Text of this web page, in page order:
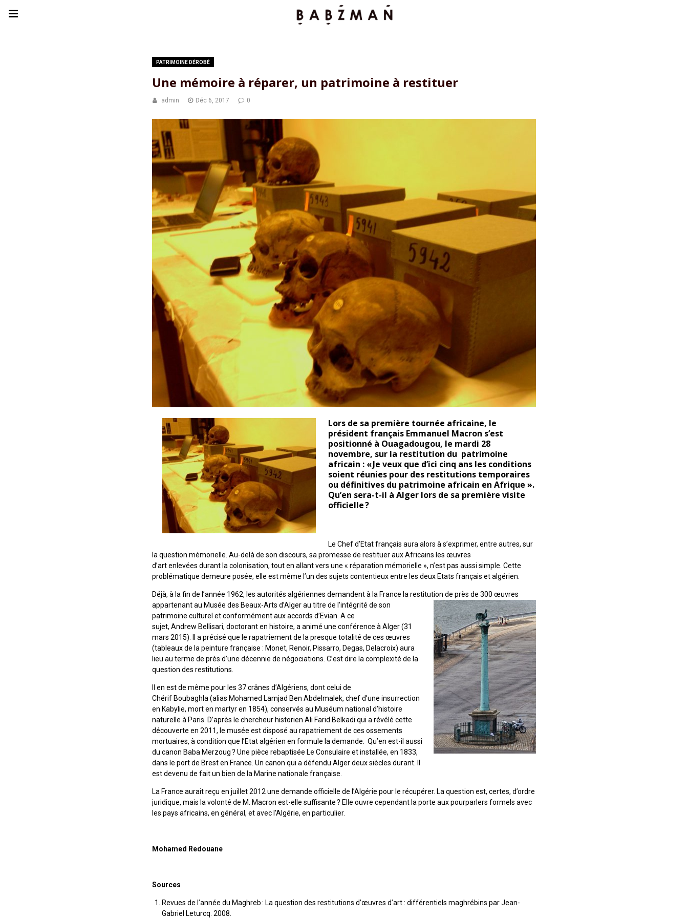
PATRIMOINE DÉROBÉ
Une mémoire à réparer, un patrimoine à restituer
admin Déc 6, 2017 0
Lors de sa première tournée africaine, le
président français Emmanuel Macron s’est
positionné à Ouagadougou, le mardi 28
novembre, sur la restitution du patrimoine
africain : « Je veux que d’ici cinq ans les conditions
soient réunies pour des restitutions temporaires
ou définitives du patrimoine africain en Afrique ».
Qu’en sera-t-il à Alger lors de sa première visite
officielle ?
Le Chef d’Etat français aura alors à s’exprimer, entre autres, sur
la question mémorielle. Au-delà de son discours, sa promesse de restituer aux Africains les œuvres
d’art enlevées durant la colonisation, tout en allant vers une « réparation mémorielle », n’est pas aussi simple. Cette
problématique demeure posée, elle est même l’un des sujets contentieux entre les deux Etats français et algérien.
Déjà, à la fin de l’année 1962, les autorités algériennes demandent à la France la restitution de près de 300 œuvres
appartenant au Musée des Beaux-Arts d’Alger au titre de l’intégrité de son
patrimoine culturel et conformément aux accords d’Evian. A ce
sujet, Andrew Bellisari, doctorant en histoire, a animé une conférence à Alger (31
mars 2015). Il a précisé que le rapatriement de la presque totalité de ces œuvres
(tableaux de la peinture française : Monet, Renoir, Pissarro, Degas, Delacroix) aura
lieu au terme de près d’une décennie de négociations. C’est dire la complexité de la
question des restitutions.
Il en est de même pour les 37 crânes d’Algériens, dont celui de
Chérif Boubaghla (alias Mohamed Lamjad Ben Abdelmalek, chef d’une insurrection
en Kabylie, mort en martyr en 1854), conservés au Muséum national d’histoire
naturelle à Paris. D’après le chercheur historien Ali Farid Belkadi qui a révélé cette
découverte en 2011, le musée est disposé au rapatriement de ces ossements
mortuaires, à condition que l’Etat algérien en formule la demande. Qu’en est-il aussi
du canon Baba Merzoug ? Une pièce rebaptisée Le Consulaire et installée, en 1833,
dans le port de Brest en France. Un canon qui a défendu Alger deux siècles durant. Il
est devenu de fait un bien de la Marine nationale française.
La France aurait reçu en juillet 2012 une demande officielle de l’Algérie pour le récupérer. La question est, certes, d’ordre
juridique, mais la volonté de M. Macron est-elle suffisante ? Elle ouvre cependant la porte aux pourparlers formels avec
les pays africains, en général, et avec l’Algérie, en particulier.
Mohamed Redouane
Sources
Revues de l’année du Maghreb : La question des restitutions d’œuvres d’art : différentiels maghrébins par Jean-
Gabriel Leturcq. 2008.